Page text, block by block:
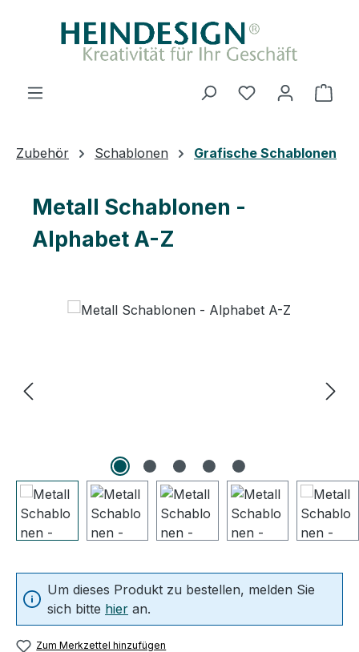
Zum Hauptinhalt springen
Du hast 0
Zubehör Schablonen Grafische Schablonen
Metall Schablonen -
Alphabet A-Z
Um dieses Produkt zu bestellen, melden Sie
sich bitte hier an.
Zum Merkzettel hinzufügen